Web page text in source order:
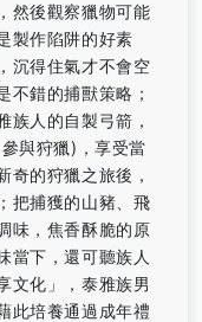
然後觀察獵物可能
製作陷阱的好素
沉得住氣才不會空
不錯的捕獸策略；
族人的自製弓箭，
與狩獵)，享受當
奇的狩獵之旅後，
把捕獲的山豬、飛
味，焦香酥脆的原
當下，還可聽族人
文化」，泰雅族男
此培養通過成年禮